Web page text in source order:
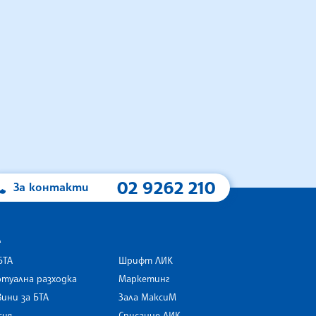
За контакти 02 9262 210
разходка
за БТА
Шрифт ЛИК
Маркетинг
Зала МаксиМ